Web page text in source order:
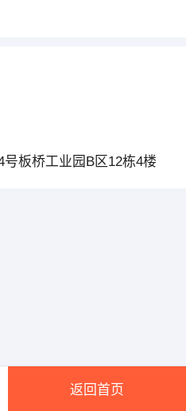
号板桥工业园B区12栋4楼
返回首页